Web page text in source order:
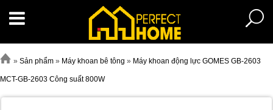
» Sản phẩm » Máy khoan bê tông » Máy khoan động lực GOMES GB-2603
MCT-GB-2603 Công suất 800W